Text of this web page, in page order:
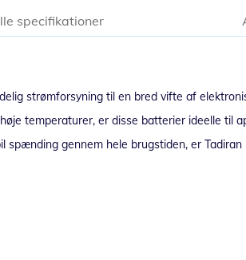
strømforsyning til en bred vifte af
temperaturer, er disse batterier ideelle til
gennem hele brugstiden, er
specifikationer